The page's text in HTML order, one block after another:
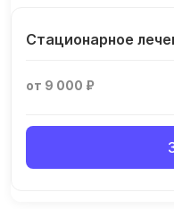
Стационарное
от 9 000 ₽